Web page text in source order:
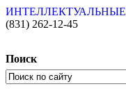
(831) 262-12-45
Поиск